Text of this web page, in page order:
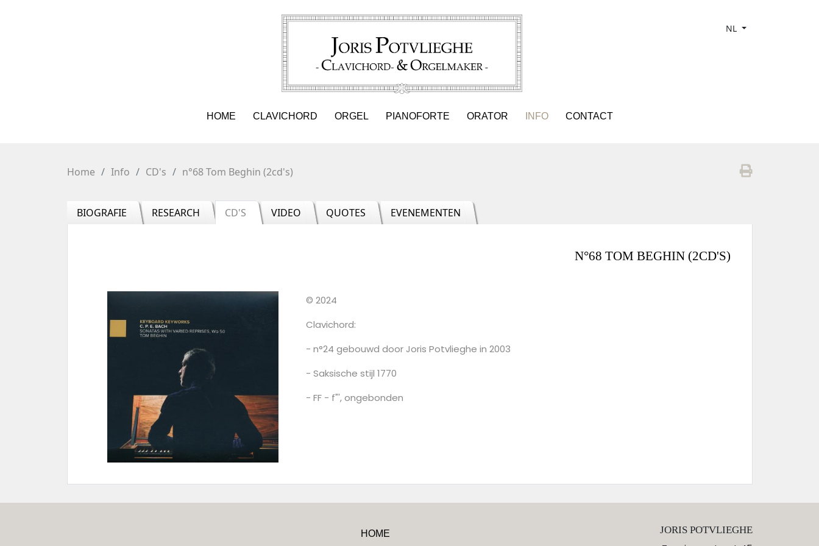
NL
HOME CLAVICHORD ORGEL PIANOFORTE ORATOR INFO CONTACT
Home Info CD's n°68 Tom Beghin (2cd's)
BIOGRAFIE RESEARCH CD'S VIDEO QUOTES EVENEMENTEN
N°68 TOM BEGHIN (2CD'S)
© 2024
Clavichord:
- n°24 gebouwd door Joris Potvlieghe in 2003
- Saksische stijl 1770
- FF - f"', ongebonden
HOME JORIS POTVLIEGHE